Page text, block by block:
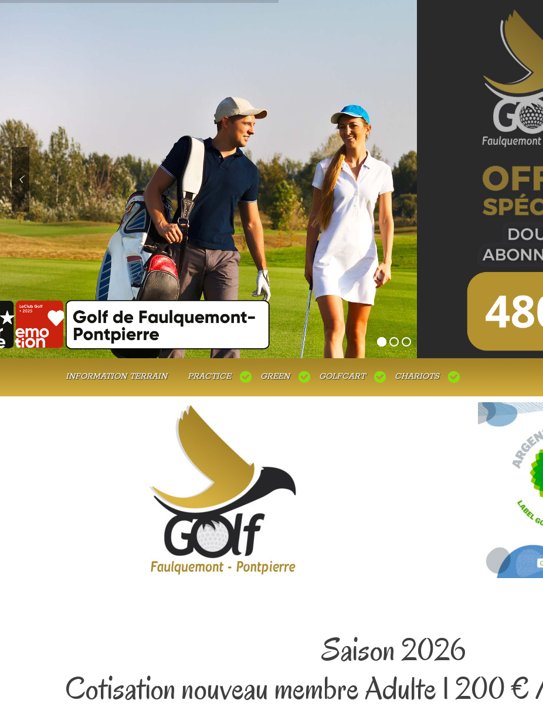
INFORMATION TERRAIN PRACTICE GREEN GOLFCART CHARIOTS
Saison 2026
Cotisation nouveau membre Adulte 1 200